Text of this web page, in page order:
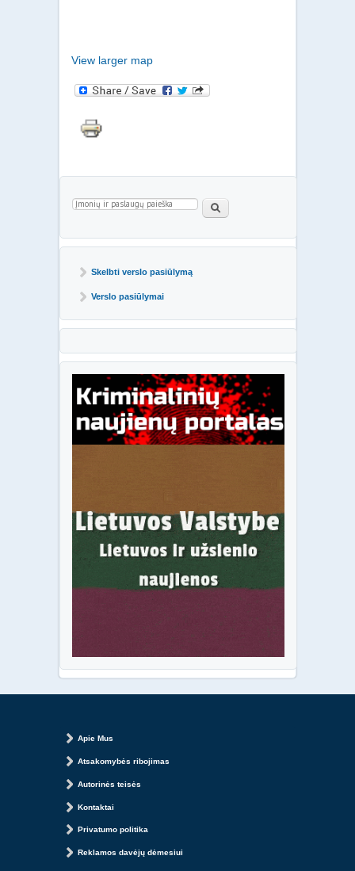
View larger map
Paieškos forma Paieška
Skelbti verslo pasiūlymą
Verslo pasiūlymai
Apie Mus
Atsakomybės ribojimas
Autorinės teisės
Kontaktai
Privatumo politika
Reklamos davėjų dėmesiui